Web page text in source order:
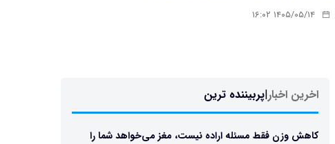
۱۴۰۵/۰۵/۱۴ ۱۶:۰۲
اخرین اخبار|پربیننده ترین
کاهش وزن فقط مسئله اراده نیست، مغز می‌خواهد شما را